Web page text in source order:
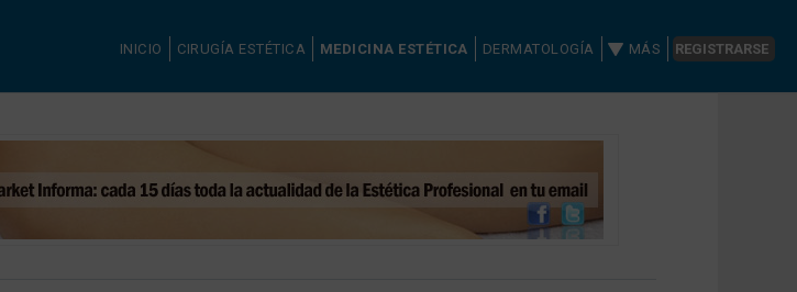
INICIO CIRUGÍA ESTÉTICA MEDICINA ESTÉTICA DERMATOLOGÍA MÁS REGISTRARSE